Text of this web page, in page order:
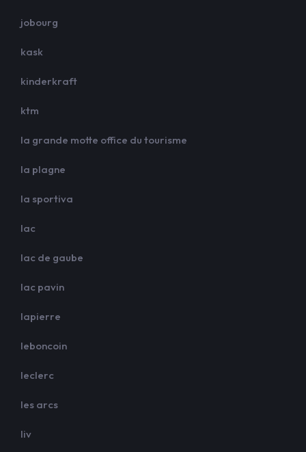
jobourg
kask
kinderkraft
ktm
la grande motte office du tourisme
la plagne
la sportiva
lac
lac de gaube
lac pavin
lapierre
leboncoin
leclerc
les arcs
liv